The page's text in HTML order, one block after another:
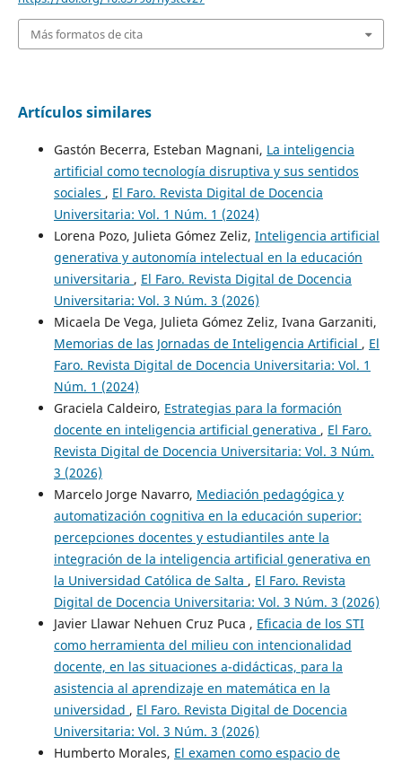
Más formatos de cita
Artículos similares
Gastón Becerra, Esteban Magnani, La inteligencia
artificial como tecnología disruptiva y sus sentidos
sociales , El Faro. Revista Digital de Docencia
Universitaria: Vol. 1 Núm. 1 (2024)
Lorena Pozo, Julieta Gómez Zeliz, Inteligencia artificial
generativa y autonomía intelectual en la educación
universitaria , El Faro. Revista Digital de Docencia
Universitaria: Vol. 3 Núm. 3 (2026)
Micaela De Vega, Julieta Gómez Zeliz, Ivana Garzaniti,
Memorias de las Jornadas de Inteligencia Artificial , El
Faro. Revista Digital de Docencia Universitaria: Vol. 1
Núm. 1 (2024)
Graciela Caldeiro, Estrategias para la formación
docente en inteligencia artificial generativa , El Faro.
Revista Digital de Docencia Universitaria: Vol. 3 Núm.
3 (2026)
Marcelo Jorge Navarro, Mediación pedagógica y
automatización cognitiva en la educación superior:
percepciones docentes y estudiantiles ante la
integración de la inteligencia artificial generativa en
la Universidad Católica de Salta , El Faro. Revista
Digital de Docencia Universitaria: Vol. 3 Núm. 3 (2026)
Javier Llawar Nehuen Cruz Puca , Eficacia de los STI
como herramienta del milieu con intencionalidad
docente, en las situaciones a-didácticas, para la
asistencia al aprendizaje en matemática en la
universidad , El Faro. Revista Digital de Docencia
Universitaria: Vol. 3 Núm. 3 (2026)
Humberto Morales, El examen como espacio de